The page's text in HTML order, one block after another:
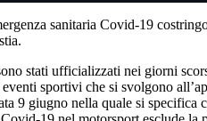
sanitaria Covid-19
stati ufficializzati nei giorni
sportivi che si svolgono
9 giugno nella quale si